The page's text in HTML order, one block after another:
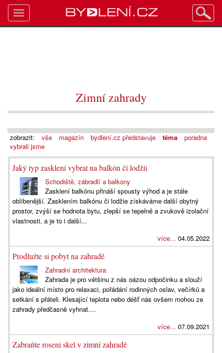
Zimní zahrady
zobrazit: vše magazín bydlení.cz představuje téma
poradna
vybrali jsme
Jaký typ zasklení vybrat na balkón či lodžii
Schodiště, zábradlí a balkony
Zasklení balkónu přináší spousty výhod a je stále
oblíbenější. Zasklením balkónu či lodžie získáváme další obytný
prostor, zvýší se hodnota bytu, zlepší se tepelně a zvukově izolační
vlastnosti, a je to i další...
více... 04.05.2022
Prodlužte si pobyt na zahradě
Zahradní architektura
Zahrada je pro většinu z nás oázou odpočinku a slouží
jako ideální místo pro relaxaci, pořádání rodinných oslav, večírků a
setkání s přáteli. Klesající teplota nebo déšť nás ovšem mohou ze
zahrady předčasně vyhnat....
více... 07.09.2021
Zabraňte rosení skel v zimní zahradě
Toggle
navigation